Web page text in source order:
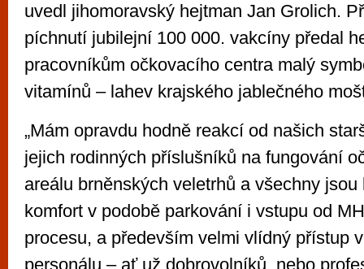
uvedl jihomoravský hejtman Jan Grolich.
píchnutí jubilejní 100 000. vakcíny předal
pracovníkům očkovacího centra malý
vitamínů – lahev krajského jablečného
„Mám opravdu hodně reakcí od našich
jejich rodinných příslušníků na fungování
areálu brněnských veletrhů a všechny
komfort v podobě parkování i vstupu od
procesu, a především velmi vlídný přístup
personálu – ať už dobrovolníků, nebo